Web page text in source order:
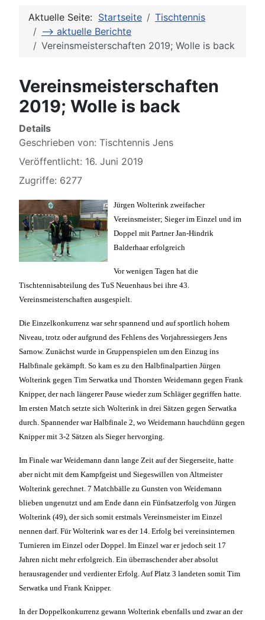
Aktuelle Seite: Startseite
Tischtennis
--> aktuelle Berichte
Vereinsmeisterschaften 2019; Wolle is back
Vereinsmeisterschaften
2019; Wolle is back
Details
Geschrieben von: Tischtennis Jens
Veröffentlicht: 16. Juni 2019
Zugriffe: 6277
Jürgen Wolterink zweifacher
Vereinsmeister; Sieger im Einzel und im
Doppel mit Partner Jan-Hindrik
Balderhaar erfolgreich
Vor wenigen Tagen hat die
Tischtennisabteilung des TuS Neuenhaus bei ihre 43.
Vereinsmeisterschaften ausgespielt.
Die Einzelkonkurrenz war sehr spannend und auf sportlich hohem
Niveau, trotz oder aufgrund des Fehlens des Vorjahressiegers Jens
Sarnow. Zunächst wurde in Gruppenspielen um den Einzug ins
Halbfinale gekämpft. So kam es zu den Halbfinalpartien Jürgen
Wolterink gegen Tim Serwatka und Thorsten Weidemann gegen Frank
Knipper, der nach längerer Pause wieder zum Schläger gegriffen hatte.
Im ersten Match setzte sich Wolterink in drei Sätzen gegen Serwatka
durch. Spannender war Halbfinale 2, wo Weidemann hauchdünn gegen
Knipper mit 3-2 Sätzen als Sieger hervorging.
Im Finale war Weidemann dann lange Zeit auf der Siegerseite, hatte
aber nicht mit dem Kampfgeist und Siegeswillen von Altmeister
Wolterink gerechnet. 7 Matchbälle zu Gunsten von Weidemann
blieben ungenutzt und am Ende dann ein Fünfsatzerfolg von Jürgen
Wolterink (49), der sich somit erstmals Vereinsmeister im Einzel
nennen darf. Für Wolterink war es der 14. Erfolg bei vereinsinternen
Turnieren im Einzel oder Doppel. Im Einzel war er jedoch seit 17
Jahren nicht mehr erfolgreich. Ein überraschender aber absolut
herausragender und verdienter Erfolg. Auf Platz 3 landeten somit Tim
Serwatka und Frank Knipper.
In der Doppelkonkurrenz gewann Wolterink ebenfalls und zwar an der